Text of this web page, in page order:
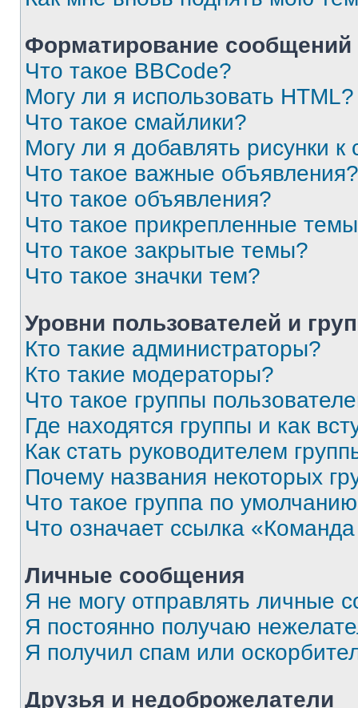
Форматирование
Что такое BBCode?
Могу ли я использовать HTML?
Что такое смайлики?
Могу ли я добавлять рисунки
Что такое важные объявления?
Что такое объявления?
Что такое прикрепленные
Что такое закрытые темы?
Что такое значки тем?
Уровни пользователей и
Кто такие администраторы?
Кто такие модераторы?
Что такое группы
Где находятся группы и как
Как стать руководителем
Почему названия некоторых
Что такое группа по
Что означает ссылка
Личные сообщения
Я не могу отправлять личные
Я постоянно получаю
Я получил спам или
Друзья и недоброжелатели